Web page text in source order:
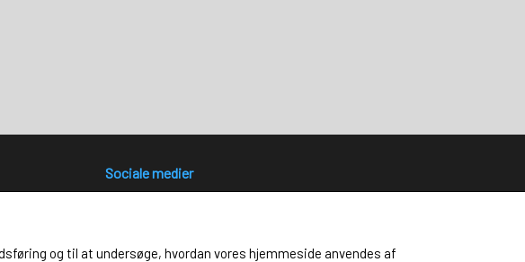
Sociale medier
og til at undersøge, hvordan vores hjemmeside anvendes af